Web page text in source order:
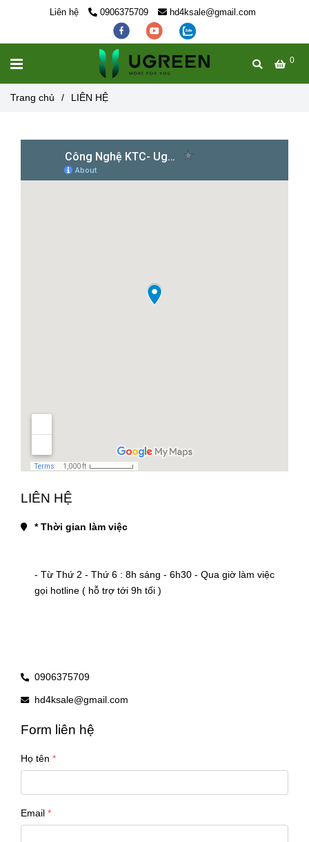
Liên hệ 0906375709 hd4ksale@gmail.com
0
Trang chủ / LIÊN HỆ
LIÊN HỆ
* Thời gian làm việc
- Từ Thứ 2 - Thứ 6 : 8h sáng - 6h30 - Qua giờ làm việc
gọi hotline ( hỗ trợ tới 9h tối )
0906375709
hd4ksale@gmail.com
Form liên hệ
Họ tên
Email